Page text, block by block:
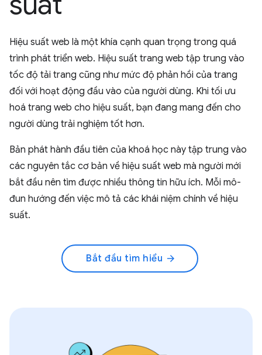
Hiệu suất web là một khía cạnh quan trọng trong quá
trình phát triển web. Hiệu suất trang web tập trung vào
tốc độ tải trang cũng như mức độ phản hồi của trang
đối với hoạt động đầu vào của người dùng. Khi tối ưu
hoá trang web cho hiệu suất, bạn đang mang đến cho
người dùng trải nghiệm tốt hơn.
Bản phát hành đầu tiên của khoá học này tập trung vào
các nguyên tắc cơ bản về hiệu suất web mà người mới
bắt đầu nên tìm được nhiều thông tin hữu ích. Mỗi mô-
đun hướng đến việc mô tả các khái niệm chính về hiệu
suất.
Bắt đầu tìm hiểu arrow_forward